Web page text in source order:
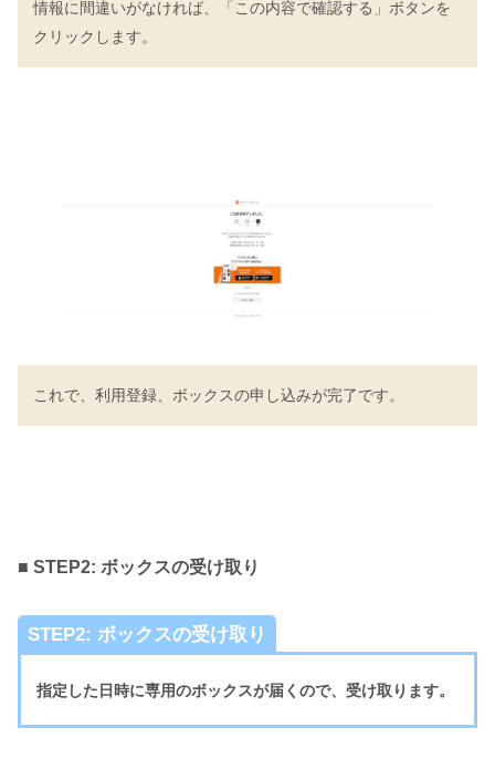
情報に間違いがなければ、「この内容で確認する」ボタンを
クリックします。
これで、利用登録、ボックスの申し込みが完了です。
■ STEP2: ボックスの受け取り
STEP2: ボックスの受け取り
指定した日時に専用のボックスが届くので、受け取ります。